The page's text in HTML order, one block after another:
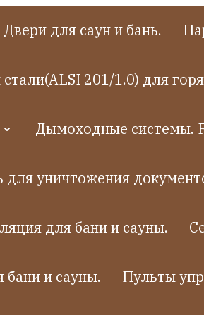
Двери для саун и бань.
201/1.0) для
Дымоходные системы.
для уничтожения
для бани и сауны.
бани и сауны. Пульты